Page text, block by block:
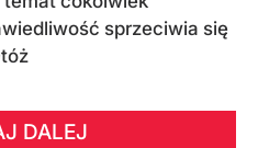
sprzeciwia się
DALEJ